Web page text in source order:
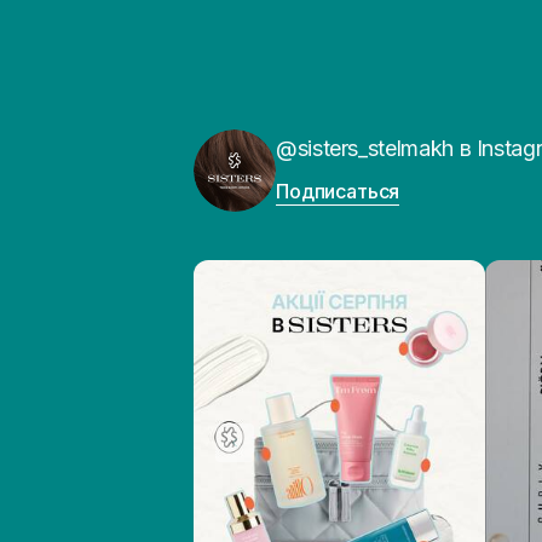
@sisters_stelmakh в
Подписаться